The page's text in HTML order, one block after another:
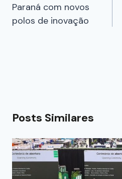
Paraná com novos
polos de inovação
Posts Similares